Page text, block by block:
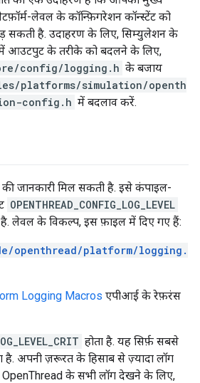
लेवल के कॉन्फ़िगरेशन कॉन्स्टेंट को
सकती है. उदाहरण के लिए, सिम्युलेशन के
आउटपुट के तरीके को बदलने के लिए,
config/logging.h के बजाय
platforms/simulation/openth
config.h में बदलाव करें.
जानकारी मिल सकती है. इसे कंपाइल-
OPENTHREAD_CONFIG_LOG_LEVEL
है. लेवल के विकल्प, इस फ़ाइल में दिए गए हैं:
openthread/platform/logging.
Logging Macros एपीआई के रेफ़रंस
होता है. यह सिर्फ़ सबसे
अपनी ज़रूरत के हिसाब से ज़्यादा लॉग
के सभी लॉग देखने के लिए,